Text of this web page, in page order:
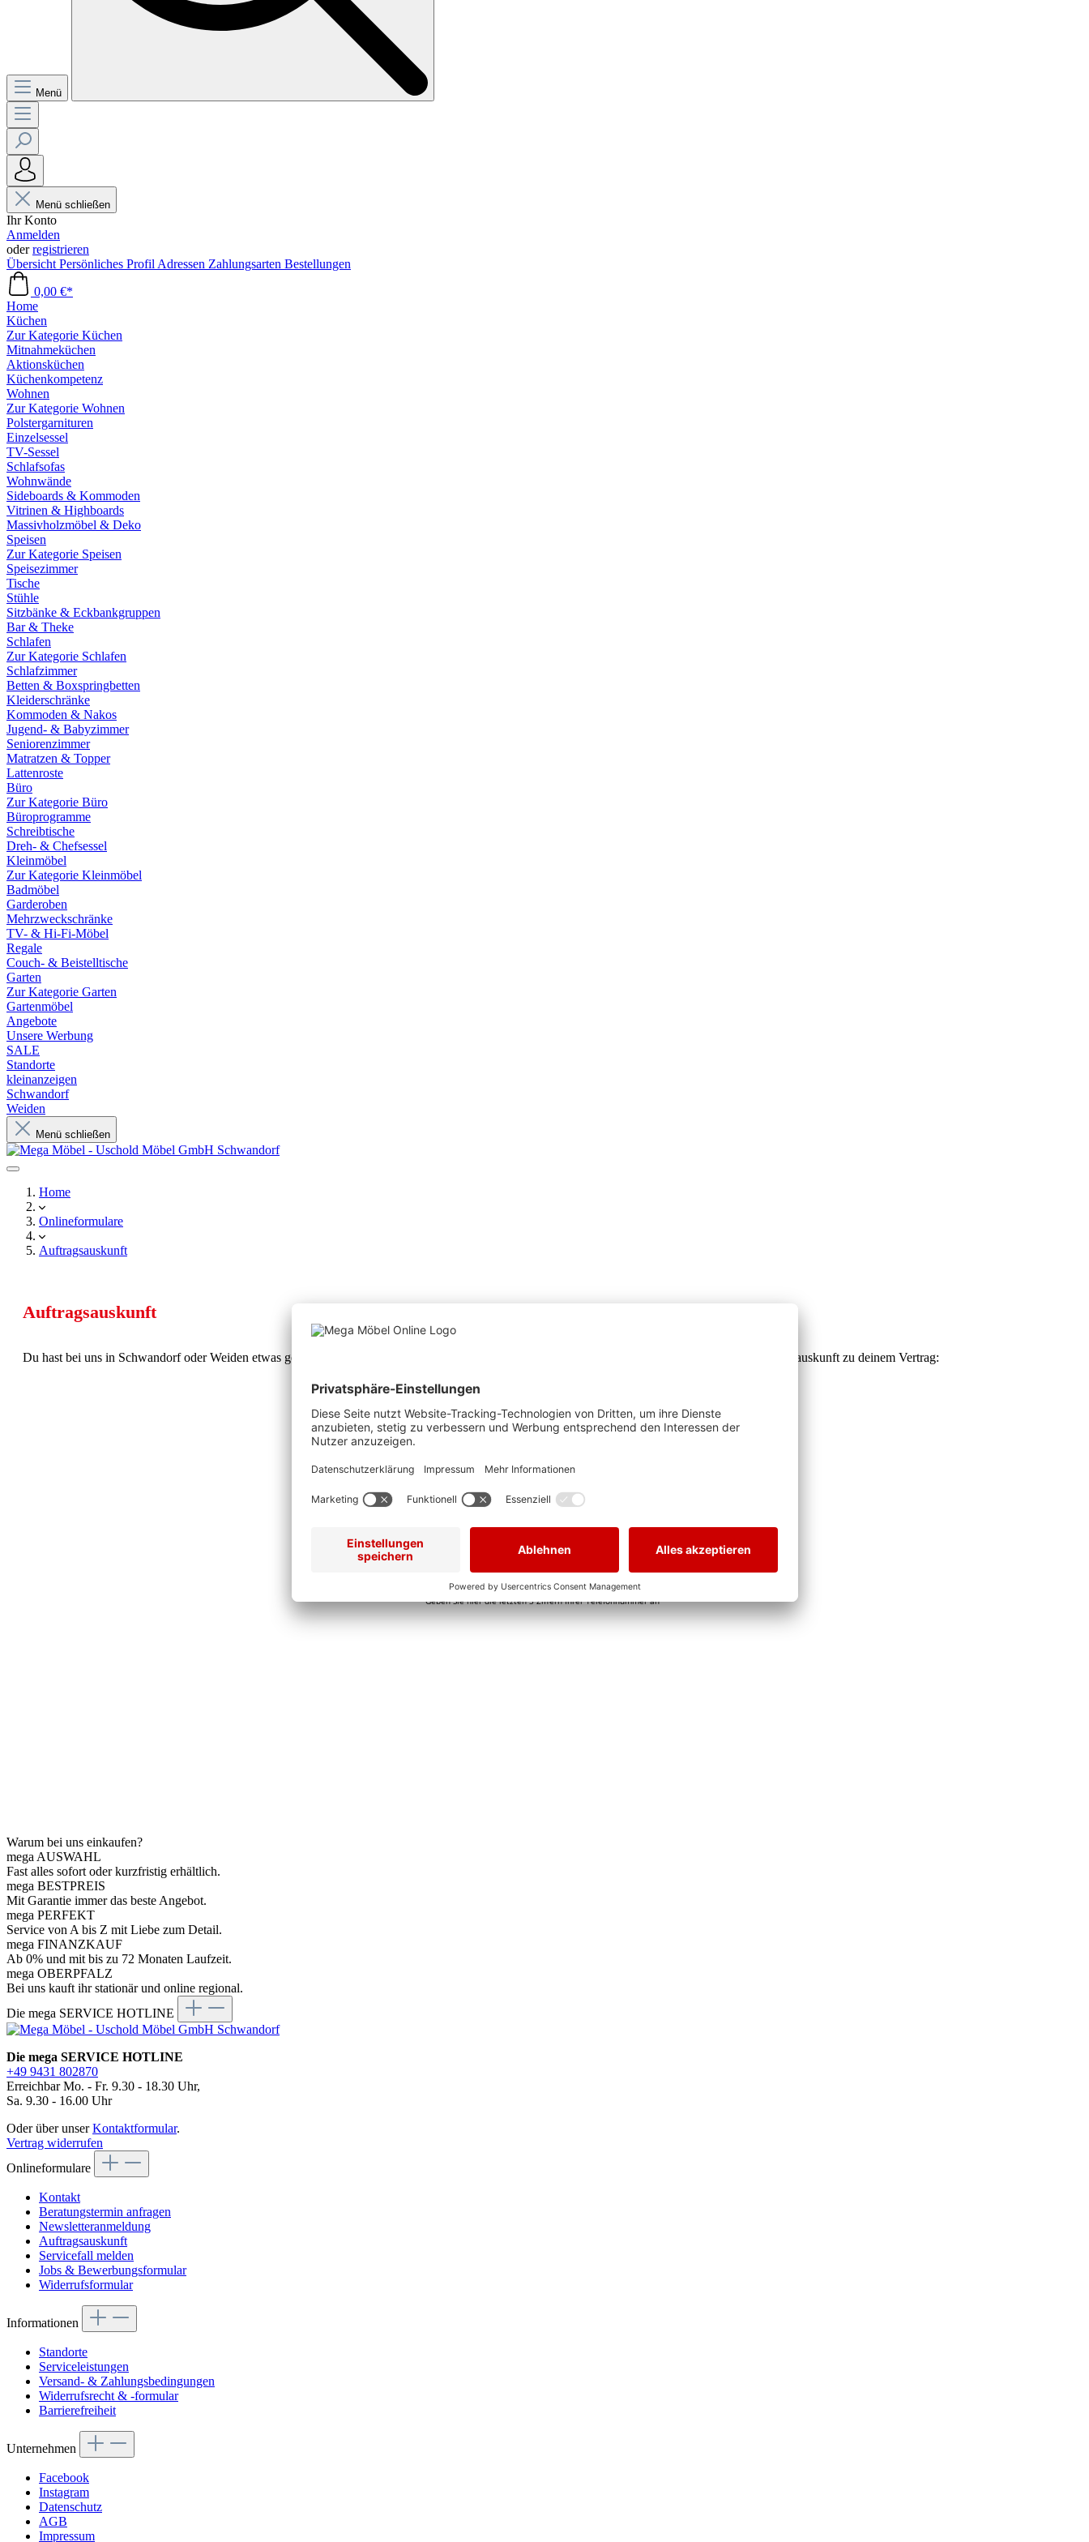
Menü
Menü schließen
Ihr Konto
Anmelden
oderregistrieren
Übersicht Persönliches Profil Adressen Zahlungsarten Bestellungen
0,00 €*
Home
Küchen
Zur Kategorie Küchen
Mitnahmeküchen
Aktionsküchen
Küchenkompetenz
Wohnen
Zur Kategorie Wohnen
Polstergarnituren
Einzelsessel
TV-Sessel
Schlafsofas
Wohnwände
Sideboards & Kommoden
Vitrinen & Highboards
Massivholzmöbel & Deko
Speisen
Zur Kategorie Speisen
Speisezimmer
Tische
Stühle
Sitzbänke & Eckbankgruppen
Bar & Theke
Schlafen
Zur Kategorie Schlafen
Schlafzimmer
Betten & Boxspringbetten
Kleiderschränke
Kommoden & Nakos
Jugend- & Babyzimmer
Seniorenzimmer
Matratzen & Topper
Lattenroste
Büro
Zur Kategorie Büro
Büroprogramme
Schreibtische
Dreh- & Chefsessel
Kleinmöbel
Zur Kategorie Kleinmöbel
Badmöbel
Garderoben
Mehrzweckschränke
TV- & Hi-Fi-Möbel
Regale
Couch- & Beistelltische
Garten
Zur Kategorie Garten
Gartenmöbel
Angebote
Unsere Werbung
SALE
Standorte
kleinanzeigen
Schwandorf
Weiden
Menü schließen
Home
Onlineformulare
Auftragsauskunft
Auftragsauskunft
Du hast bei uns in Schwandorf oder Weiden etwas gekauft und willst den aktuellen Stand deines Auftrags wissen? Dann nutze hier unsere Informationsauskunft zu deinem Vertrag:
Warum bei uns einkaufen?
mega AUSWAHL
Fast alles sofort oder kurzfristig erhältlich.
mega BESTPREIS
Mit Garantie immer das beste Angebot.
mega PERFEKT
Service von A bis Z mit Liebe zum Detail.
mega FINANZKAUF
Ab 0% und mit bis zu 72 Monaten Laufzeit.
mega OBERPFALZ
Bei uns kauft ihr stationär und online regional.
Die mega SERVICE HOTLINE
Die mega SERVICE HOTLINE
+49 9431 802870
Erreichbar Mo. - Fr. 9.30 - 18.30 Uhr,
Sa. 9.30 - 16.00 Uhr
Oder über unserKontaktformular.
Vertrag widerrufen
Onlineformulare
Kontakt
Beratungstermin anfragen
Newsletteranmeldung
Auftragsauskunft
Servicefall melden
Jobs & Bewerbungsformular
Widerrufsformular
Informationen
Standorte
Serviceleistungen
Versand- & Zahlungsbedingungen
Widerrufsrecht & -formular
Barrierefreiheit
Unternehmen
Facebook
Instagram
Datenschutz
AGB
Impressum